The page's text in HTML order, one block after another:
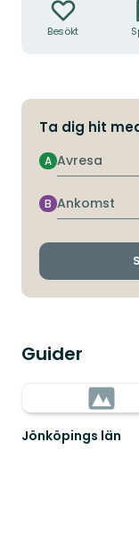
Besökt
Ta dig hit
Avresa
A
Ankomst
B
Guider
Jönköpings län